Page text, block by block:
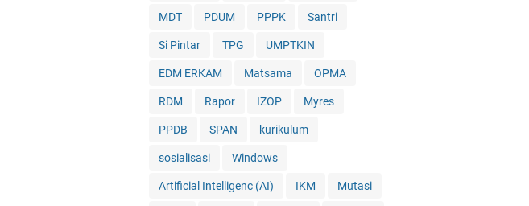
MDT PDUM PPPK Santri
Si Pintar TPG UMPTKIN
EDM ERKAM Matsama OPMA
RDM Rapor IZOP Myres
PPDB SPAN kurikulum
sosialisasi Windows
Artificial Intelligenc (AI) IKM Mutasi